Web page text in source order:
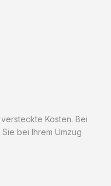
Kosten. Bei
bei Ihrem Umzug